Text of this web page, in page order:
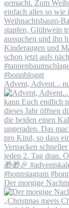
Advent, Advent...
Der morgige